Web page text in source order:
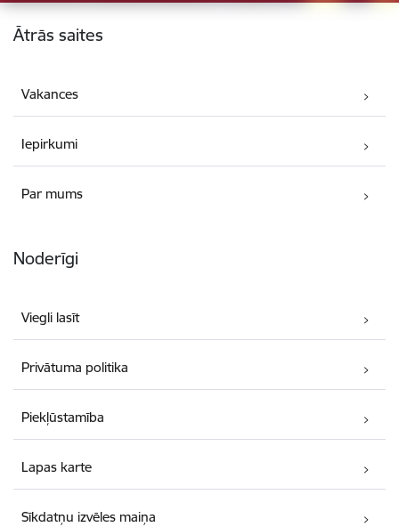
Kājene
Ātrās saites
Vakances
Iepirkumi
Par mums
Noderīgi
Viegli lasīt
Privātuma politika
Piekļūstamība
Lapas karte
Sīkdatņu izvēles maiņa